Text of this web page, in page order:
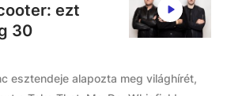
ezt
30
esztendeje alapozta meg világhírét,